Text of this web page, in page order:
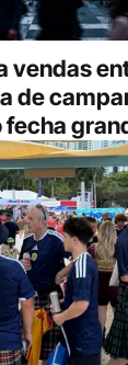
vendas
de